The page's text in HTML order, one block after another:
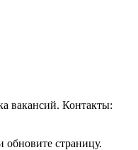
вакансий. Контакты:
страницу.